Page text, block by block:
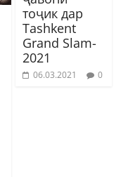
тоҷик дар
Tashkent
Grand Slam-
2021
06.03.2021 0